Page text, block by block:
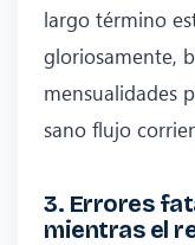
largo término
gloriosamente,
mensualidades
sano flujo
3. Errores
mientras el